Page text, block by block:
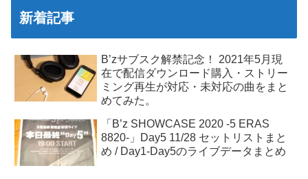
新着記事
B’zサブスク解禁記念！ 2021年5月現
在で配信ダウンロード購入・ストリー
ミング再生が対応・未対応の曲をまと
めてみた。
「B’z SHOWCASE 2020 -5 ERAS
8820-」Day5 11/28 セットリストまと
め / Day1-Day5のライブデータまとめ